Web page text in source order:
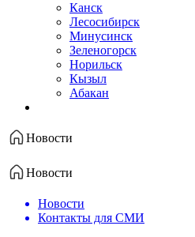
Канск
Лесосибирск
Минусинск
Зеленогорск
Норильск
Кызыл
Абакан
Новости
Новости
Новости
Контакты для СМИ